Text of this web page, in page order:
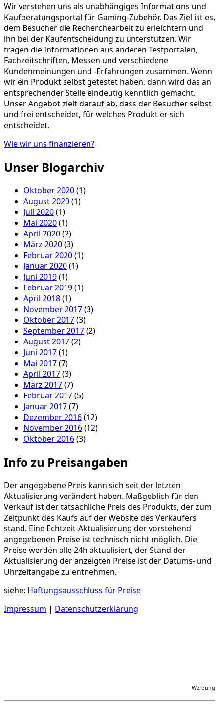
Wir verstehen uns als unabhängiges Informations und
Kaufberatungsportal für Gaming-Zubehör. Das Ziel ist es,
dem Besucher die Recherchearbeit zu erleichtern und
ihn bei der Kaufentscheidung zu unterstützen. Wir
tragen die Informationen aus anderen Testportalen,
Fachzeitschriften, Messen und verschiedene
Kundenmeinungen und -Erfahrungen zusammen. Wenn
wir ein Produkt selbst getestet haben, dann wird das an
entsprechender Stelle eindeutig kenntlich gemacht.
Unser Angebot zielt darauf ab, dass der Besucher selbst
und frei entscheidet, für welches Produkt er sich
entscheidet.
Wie wir uns finanzieren?
Unser Blogarchiv
Oktober 2020(1)
August 2020(1)
Juli 2020(1)
Mai 2020(1)
April 2020(2)
März 2020(3)
Februar 2020(1)
Januar 2020(1)
Juni 2019(1)
Februar 2019(1)
April 2018(1)
November 2017(3)
Oktober 2017(3)
September 2017(2)
August 2017(2)
Juni 2017(1)
Mai 2017(7)
April 2017(3)
März 2017(7)
Februar 2017(5)
Januar 2017(7)
Dezember 2016(12)
November 2016(12)
Oktober 2016(3)
Info zu Preisangaben
Der angegebene Preis kann sich seit der letzten
Aktualisierung verändert haben. Maßgeblich für den
Verkauf ist der tatsächliche Preis des Produkts, der zum
Zeitpunkt des Kaufs auf der Website des Verkäufers
stand. Eine Echtzeit-Aktualisierung der vorstehend
angegebenen Preise ist technisch nicht möglich. Die
Preise werden alle 24h aktualisiert, der Stand der
Aktualisierung der anzeigten Preise ist der Datums- und
Uhrzeitangabe zu entnehmen.
siehe: Haftungsausschluss für Preise
Impressum | Datenschutzerklärung
Werbung